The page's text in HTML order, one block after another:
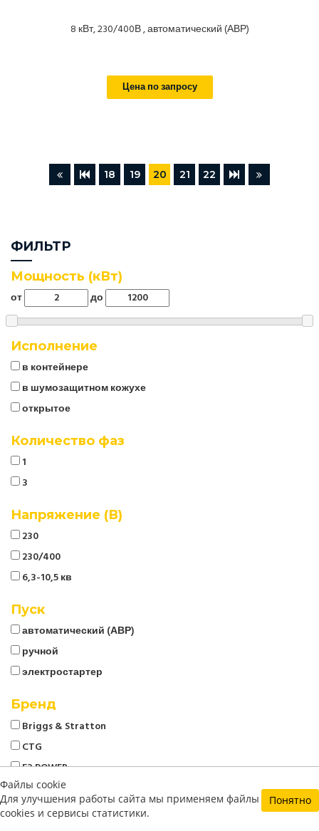
8 кВт, 230/400В , автоматический (АВР)
Цена по запросу
18 19 20 21 22
ФИЛЬТР
Мощность (кВт)
от до
Исполнение
в контейнере
в шумозащитном кожухе
открытое
Количество фаз
1
3
Напряжение (В)
230
230/400
6,3-10,5 кв
Пуск
автоматический (АВР)
ручной
электростартер
Бренд
Briggs & Stratton
CTG
E3 POWER
Energo
EVOline
Файлы cookie
Для улучшения работы сайта мы применяем файлы
cookies и сервисы статистики.
Понятно